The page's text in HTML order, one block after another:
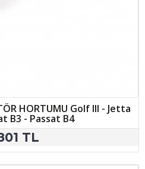
HORTUMU Golf III - Jetta
B3 - Passat B4
TL